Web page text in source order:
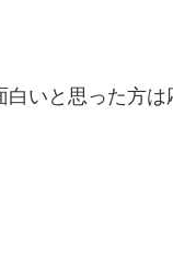
いと思った方は